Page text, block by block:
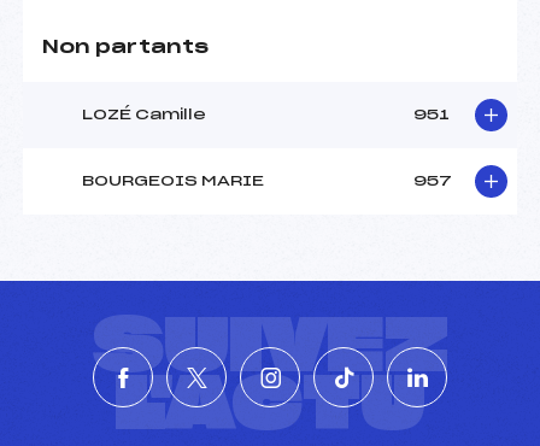
Non partants
LOZÉ Camille 951
BOURGEOIS MARIE 957
SUIVEZ
L'ACTU